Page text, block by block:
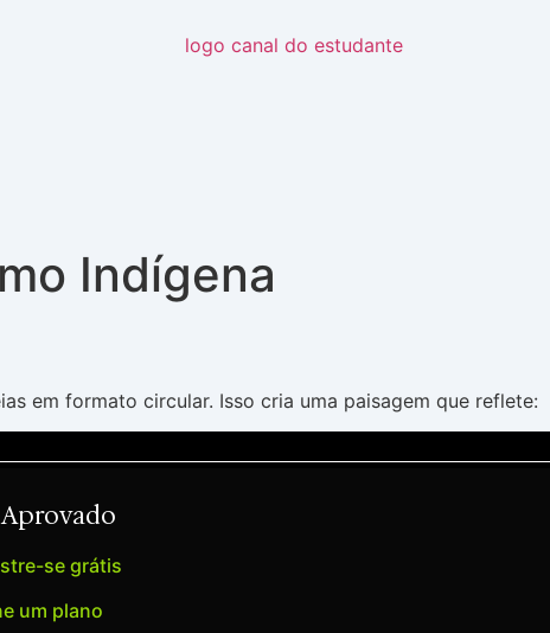
Indígena
em formato circular. Isso cria uma paisagem que reflete:
Aprovado
se grátis
um plano